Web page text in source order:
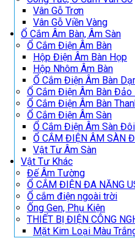
Vân Gỗ Trơn
Vân Gỗ Viền Vàng
Ổ Cắm Âm Bàn, Âm Sàn
Ổ Cắm Điện Âm Bàn
Hộp Điện Âm Bàn Họp
Hộp Nhôm Âm Bàn
Ổ Cắm Điện Âm Bàn
Ổ Cắm Điện Âm Bàn Đảo
Ổ Cắm Điện Âm Bàn
Ổ Cắm Điện Âm Sàn
Ổ Cắm Điện Âm Sàn Đôi
Ổ CẮM ĐIỆN ÂM SÀN
Vật Tư Âm Sàn
Vật Tư Khác
Đế Âm Tường
Ổ CẮM ĐIỆN ĐA NĂNG
Ổ cắm điện ngoài trời
Ống Gen, Phụ Kiện
THIẾT BỊ ĐIỆN CÔNG
Mặt Kim Loại Màu